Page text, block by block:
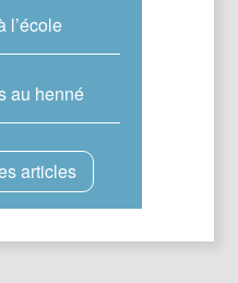
l’école
au henné
articles